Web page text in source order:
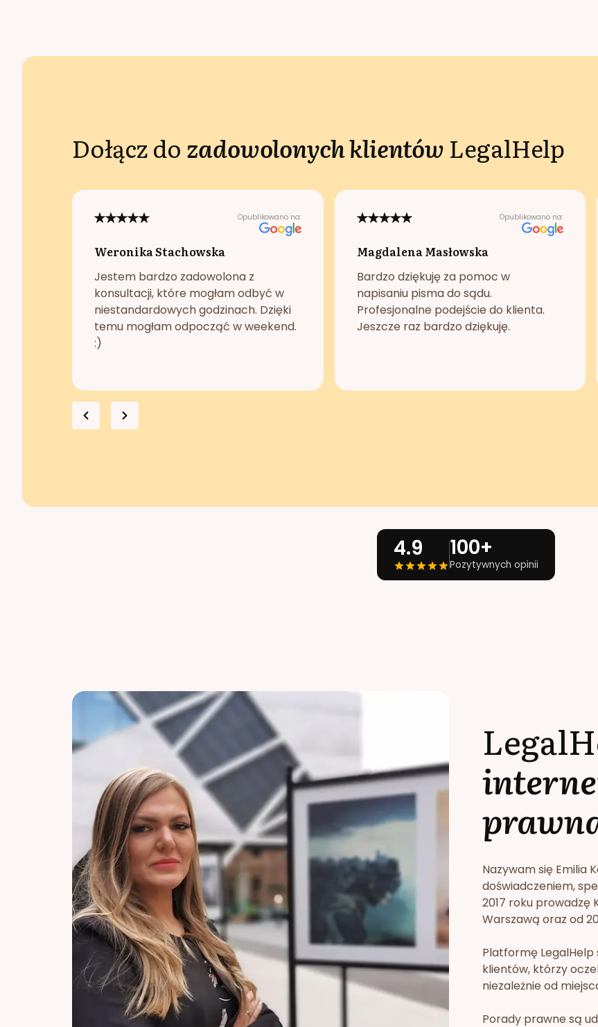
Dołącz do zadowolonych klientów LegalHelp
Opublikowano na:
Weronika Stachowska
Jestem bardzo zadowolona z
konsultacji, które mogłam odbyć w
niestandardowych godzinach. Dzięki
temu mogłam odpocząć w weekend.
:)
Opublikowano na:
Magdalena Masłowska
Bardzo dziękuję za pomoc w
napisaniu pisma do sądu.
Profesjonalne podejście do klienta.
Jeszcze raz bardzo dziękuję.
4.9 100+
Pozytywnych opinii
Nazywam się Emilia
doświadczeniem,
2017 roku
Warszawą oraz od
Platformę
klientów, którzy
niezależnie od
Porady prawne są